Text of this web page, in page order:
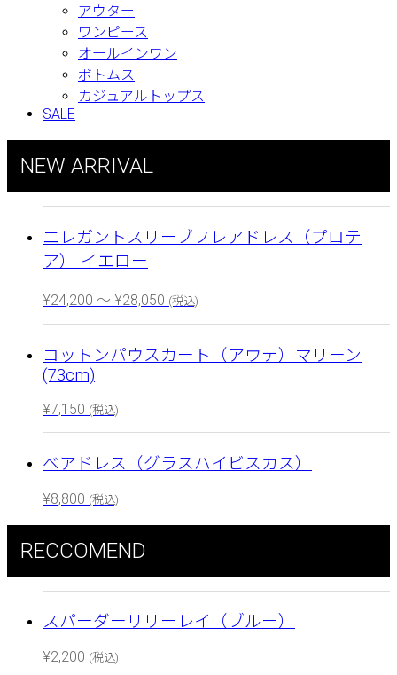
アウター
ワンピース
オールインワン
ボトムス
カジュアルトップス
SALE
NEW ARRIVAL
エレガントスリーブフレアドレス（プロテ
ア） イエロー
¥24,200 ～ ¥28,050 (税込)
コットンパウスカート（アウテ）マリーン
(73cm)
¥7,150 (税込)
ベアドレス（グラスハイビスカス）
¥8,800 (税込)
RECCOMEND
スパーダーリリーレイ（ブルー）
¥2,200 (税込)